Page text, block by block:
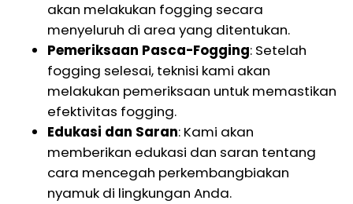
akan melakukan fogging secara
menyeluruh di area yang ditentukan.
Pemeriksaan Pasca-Fogging: Setelah
fogging selesai, teknisi kami akan
melakukan pemeriksaan untuk memastikan
efektivitas fogging.
Edukasi dan Saran: Kami akan
memberikan edukasi dan saran tentang
cara mencegah perkembangbiakan
nyamuk di lingkungan Anda.